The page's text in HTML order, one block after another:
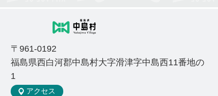
〒961-0192
福島県西白河郡中島村大字滑津字中島西11番地の
1
アクセス